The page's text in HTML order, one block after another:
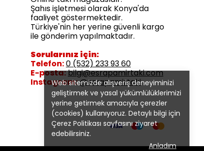
Web sitemizde alışveriş deneyiminizi
geliştirmek ve yasal yükümlülüklerimizi
yerine getirmek amacıyla çerezler
(cookies) kullanıyoruz. Detaylı bilgi için
Çerez Politikası sayfasını ziyaret
edebilirsiniz.
Anladım
Şahıs işletmesi olarak Konya'da
faaliyet göstermektedir.
Türkiye'nin her yerine güvenli kargo
ile gönderim yapılmaktadır.
Sorularınız için:
Telefon:0 (532) 233 93 60
E-posta:bilgi@esrapamirtaki.com
Instagram:@esrapamirtaki